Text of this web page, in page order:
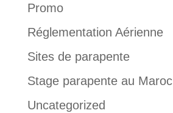
Promo
Réglementation Aérienne
Sites de parapente
Stage parapente au Maroc
Uncategorized